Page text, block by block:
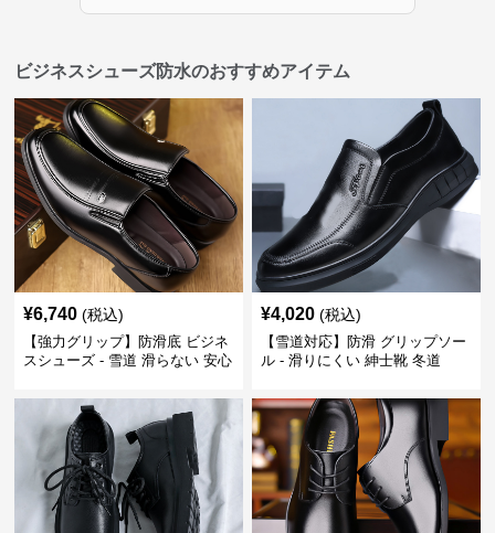
ビジネスシューズ防水のおすすめアイテム
¥6,740 (税込)
【強力グリップ】防滑底 ビジネ
スシューズ - 雪道 滑らない 安心
¥4,020 (税込)
【雪道対応】防滑 グリップソー
ル - 滑りにくい 紳士靴 冬道